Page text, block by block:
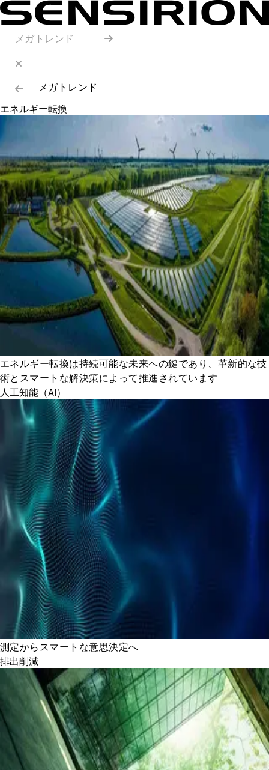
メガトレンド
メガトレンド
エネルギー転換
エネルギー転換は持続可能な未来への鍵であり、革新的な技
術とスマートな解決策によって推進されています
人工知能（AI）
測定からスマートな意思決定へ
排出削減